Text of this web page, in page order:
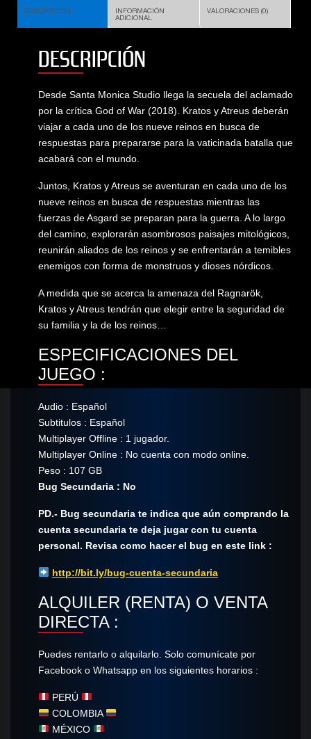
DESCRIPCIÓN
INFORMACIÓN
ADICIONAL
VALORACIONES (0)
DESCRIPCIÓN
Desde Santa Monica Studio llega la secuela del aclamado
por la crítica God of War (2018). Kratos y Atreus deberán
viajar a cada uno de los nueve reinos en busca de
respuestas para prepararse para la vaticinada batalla que
acabará con el mundo.
Juntos, Kratos y Atreus se aventuran en cada uno de los
nueve reinos en busca de respuestas mientras las
fuerzas de Asgard se preparan para la guerra. A lo largo
del camino, explorarán asombrosos paisajes mitológicos,
reunirán aliados de los reinos y se enfrentarán a temibles
enemigos con forma de monstruos y dioses nórdicos.
A medida que se acerca la amenaza del Ragnarök,
Kratos y Atreus tendrán que elegir entre la seguridad de
su familia y la de los reinos…
ESPECIFICACIONES DEL
JUEGO :
Audio : Español
Subtitulos : Español
Multiplayer Offline : 1 jugador.
Multiplayer Online : No cuenta con modo online.
Peso : 107 GB
Bug Secundaria : No
PD.- Bug secundaria te indica que aún comprando la
cuenta secundaria te deja jugar con tu cuenta
personal. Revisa como hacer el bug en este link :
http://bit.ly/bug-cuenta-secundaria
ALQUILER (RENTA) O VENTA
DIRECTA :
Puedes rentarlo o alquilarlo. Solo comunícate​ por
Facebook o Whatsapp en los siguientes horarios :
PERÚ
COLOMBIA
MÉXICO